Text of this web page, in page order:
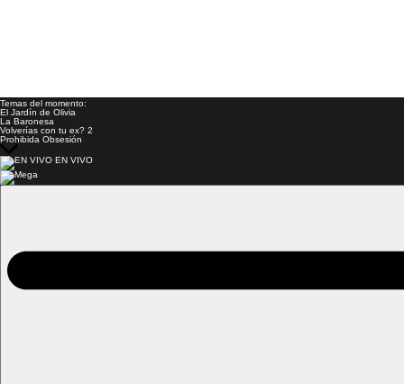
Temas del momento:
El Jardín de Olivia
La Baronesa
Volverías con tu ex? 2
Prohibida Obsesión
EN VIVO